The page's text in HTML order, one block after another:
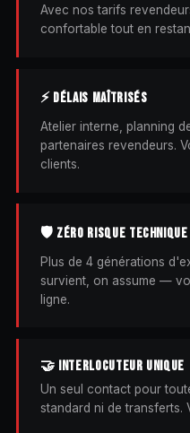
Avec nos tarifs
confortable tout en
⚡ DÉLAIS MAÎTRISÉS
Atelier interne, planning
partenaires revendeurs.
clients.
🛡️ ZÉRO RISQUE TECHNIQUE
Plus de 4 générations
survient, on assume —
ligne.
🤝 INTERLOCUTEUR UNIQUE
Un seul contact pour
standard ni de transferts.